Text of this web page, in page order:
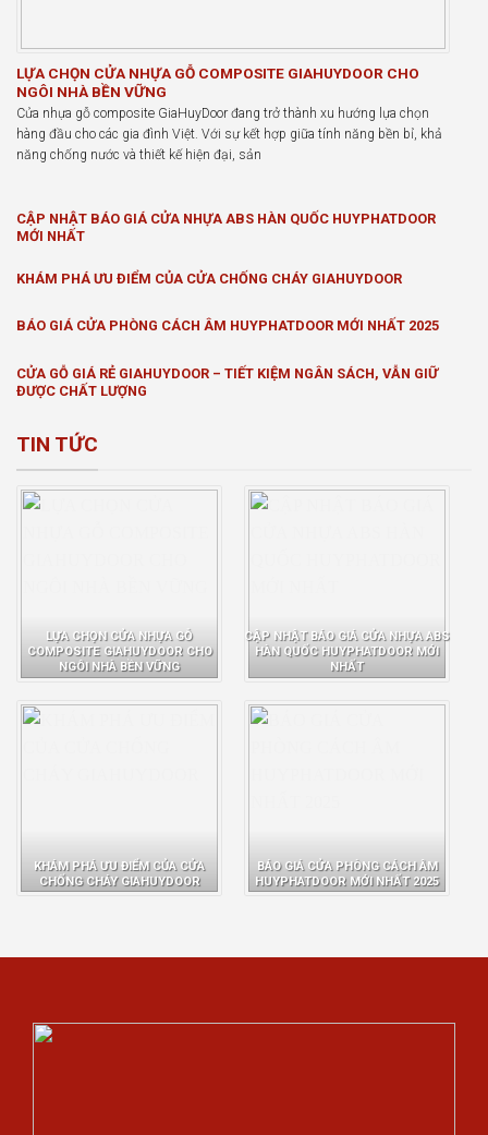
LỰA CHỌN CỬA NHỰA GỖ COMPOSITE GIAHUYDOOR CHO
NGÔI NHÀ BỀN VỮNG
Cửa nhựa gỗ composite GiaHuyDoor đang trở thành xu hướng lựa chọn
hàng đầu cho các gia đình Việt. Với sự kết hợp giữa tính năng bền bỉ, khả
năng chống nước và thiết kế hiện đại, sản
CẬP NHẬT BÁO GIÁ CỬA NHỰA ABS HÀN QUỐC HUYPHATDOOR
MỚI NHẤT
KHÁM PHÁ ƯU ĐIỂM CỦA CỬA CHỐNG CHÁY GIAHUYDOOR
BÁO GIÁ CỬA PHÒNG CÁCH ÂM HUYPHATDOOR MỚI NHẤT 2025
CỬA GỖ GIÁ RẺ GIAHUYDOOR – TIẾT KIỆM NGÂN SÁCH, VẪN GIỮ
ĐƯỢC CHẤT LƯỢNG
TIN TỨC
LỰA CHỌN CỬA NHỰA GỖ
COMPOSITE GIAHUYDOOR CHO
NGÔI NHÀ BỀN VỮNG
CẬP NHẬT BÁO GIÁ CỬA NHỰA ABS
HÀN QUỐC HUYPHATDOOR MỚI
NHẤT
KHÁM PHÁ ƯU ĐIỂM CỦA CỬA
CHỐNG CHÁY GIAHUYDOOR
BÁO GIÁ CỬA PHÒNG CÁCH ÂM
HUYPHATDOOR MỚI NHẤT 2025